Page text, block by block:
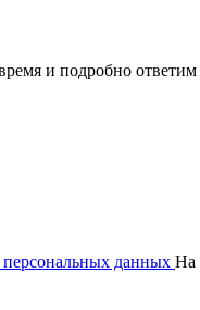
и подробно
персональных данных На